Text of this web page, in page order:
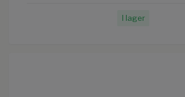
I lager